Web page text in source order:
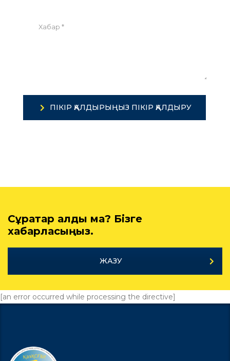
ПІКІР ҚАЛДЫРЫҢЫЗ ПІКІР ҚАЛДЫРУ
Сұрақтар қалды ма? Бізге
хабарласыңыз.
ЖАЗУ
[an error occurred while processing the directive]